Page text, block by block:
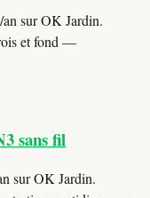
sur OK Jardin.
et fond —
sans fil
sur OK Jardin.